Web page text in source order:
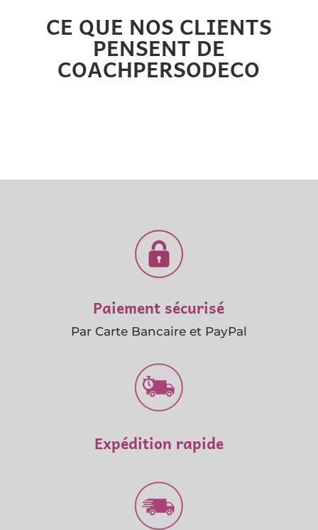
CE QUE NOS CLIENTS
PENSENT DE
COACHPERSODECO
Paiement sécurisé
Par Carte Bancaire et PayPal
Expédition rapide